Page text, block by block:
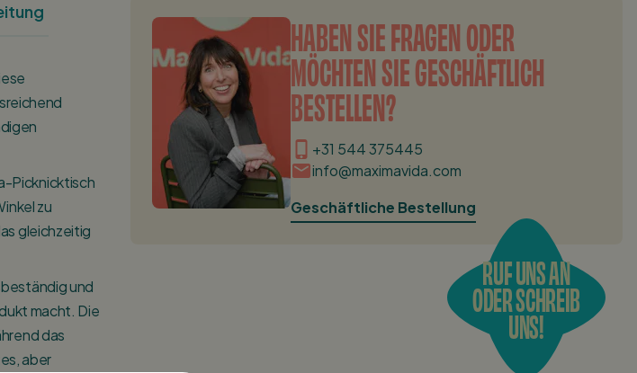
Picknicktisch
zu
gleichzeitig
und
macht. Die
das
aber
HABEN SIE FRAGEN ODER
MÖCHTEN SIE GESCHÄFTLICH
BESTELLEN?
+31 544 375445
info@maximavida.com
Geschäftliche Bestellung
RUF UNS AN
ODER SCHREIB
UNS!